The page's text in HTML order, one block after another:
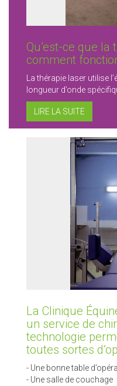
Qu’est-ce que la
comment
La thérapie laser utilise
longueur d’onde
LIRE LA SUITE
La Clinique
un service de
technologie
toutes sortes
- Une bonne table
- Une salle de couchage